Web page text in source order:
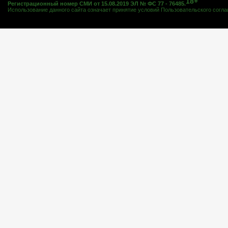
Регистрационный номер СМИ от 15.08.2019 ЭЛ № ФС 77 - 76485.
Использование данного сайта означает принятие условий Пользовательского